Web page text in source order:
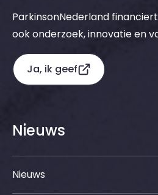
ParkinsonNederland
ook onderzoek, innovatie en
Ja, ik geef
Nieuws
Nieuws